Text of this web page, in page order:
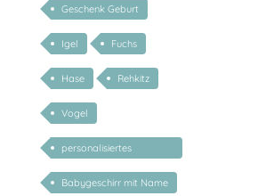
Geschenk Geburt
Igel Fuchs
Hase Rehkitz
Vogel
personalisiertes
Geschenk Kind 2 Jahre
Babygeschirr mit Name